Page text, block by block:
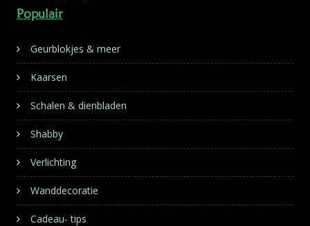
Populair
Geurblokjes & meer
Kaarsen
Schalen & dienbladen
Shabby
Verlichting
Wanddecoratie
Cadeau- tips